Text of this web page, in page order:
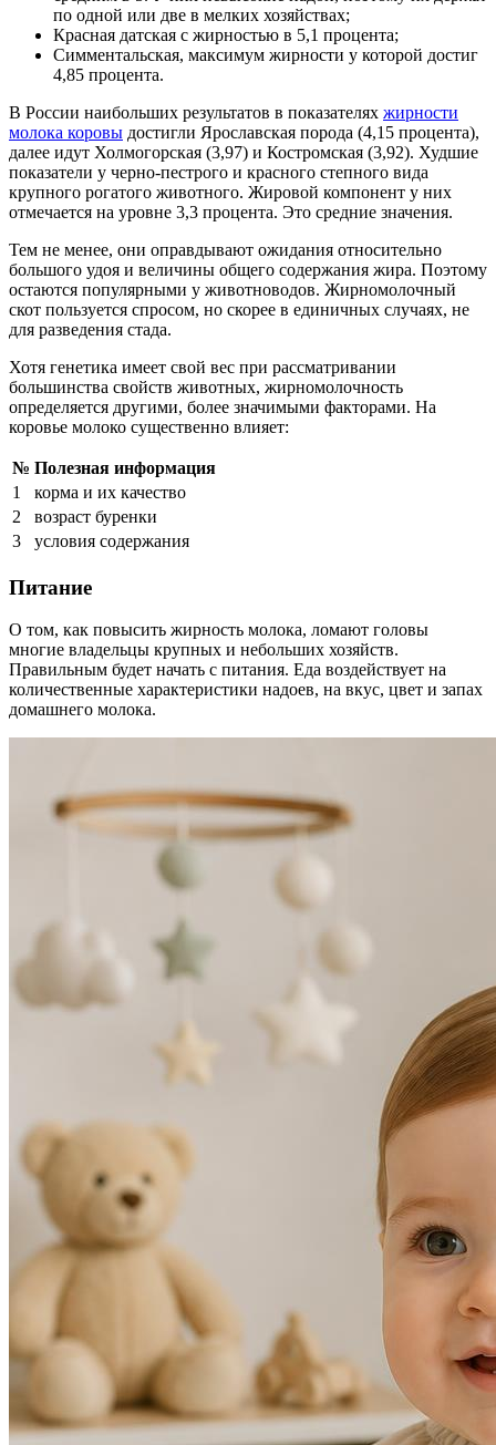
по одной или две в мелких хозяйствах;
Красная датская с жирностью в 5,1 процента;
Симментальская, максимум жирности у которой достиг
4,85 процента.
В России наибольших результатов в показателях жирности
молока коровы достигли Ярославская порода (4,15 процента),
далее идут Холмогорская (3,97) и Костромская (3,92). Худшие
показатели у черно-пестрого и красного степного вида
крупного рогатого животного. Жировой компонент у них
отмечается на уровне 3,3 процента. Это средние значения.
Тем не менее, они оправдывают ожидания относительно
большого удоя и величины общего содержания жира. Поэтому
остаются популярными у животноводов. Жирномолочный
скот пользуется спросом, но скорее в единичных случаях, не
для разведения стада.
Хотя генетика имеет свой вес при рассматривании
большинства свойств животных, жирномолочность
определяется другими, более значимыми факторами. На
коровье молоко существенно влияет:
№ Полезная информация
1
корма и их качество
2
возраст буренки
3
условия содержания
Питание
О том, как повысить жирность молока, ломают головы
многие владельцы крупных и небольших хозяйств.
Правильным будет начать с питания. Еда воздействует на
количественные характеристики надоев, на вкус, цвет и запах
домашнего молока.